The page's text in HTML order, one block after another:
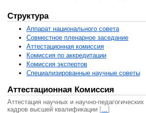
Структура
Аппарат национального совета
Совместное пленарное заседание
Аттестационная комисcия
Комиссия по аккредитации
Комиссия экспертов
Специализированные научные советы
Аттестационная Комиссия
Аттестация научных и научно-педагогических
кадров высшей квалификации […]